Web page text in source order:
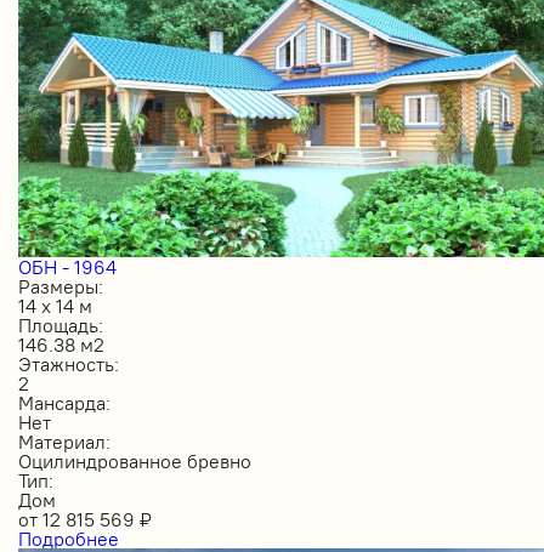
ОБН - 1964
Размеры:
14 х 14 м
Площадь:
146.38 м2
Этажность:
2
Мансарда:
Нет
Материал:
Оцилиндрованное бревно
Тип:
Дом
от 12 815 569 ₽
Подробнее